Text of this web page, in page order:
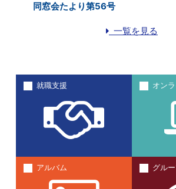
同窓会たより第56号
一覧を見る
就職支援 オン
アルバム グル